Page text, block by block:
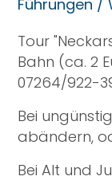
Führungen /
Tour
Bahn (ca. 2
07264/922-
Bei
abändern,
Bei Alt und